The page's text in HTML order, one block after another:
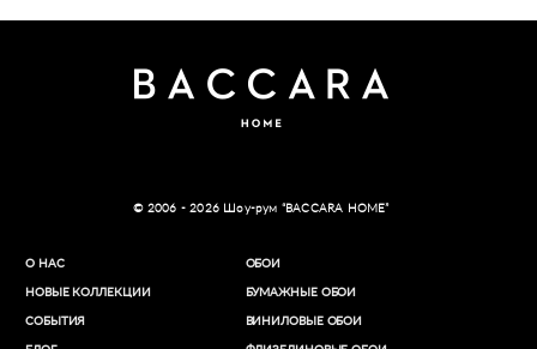
© 2006 - 2026 Шоу-рум “BACCARA HOME”
О НАС
НОВЫЕ КОЛЛЕКЦИИ
СОБЫТИЯ
ОБОИ
БУМАЖНЫЕ ОБОИ
ВИНИЛОВЫЕ ОБОИ​